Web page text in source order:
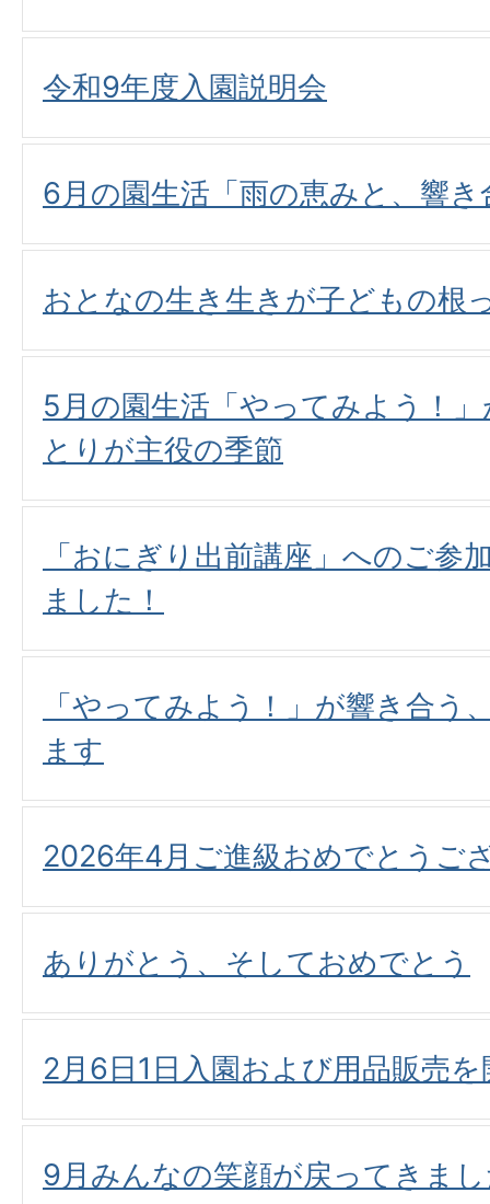
令和9年度入園説明会
6月の園生活「雨の恵みと、響き
おとなの生き生きが子どもの根
5月の園生活「やってみよう！
とりが主役の季節
「おにぎり出前講座」へのご参
ました！
「やってみよう！」が響き合う
ます
2026年4月ご進級おめでとうご
ありがとう、そしておめでとう
2月6日1日入園および用品販売
9月みんなの笑顔が戻ってきま